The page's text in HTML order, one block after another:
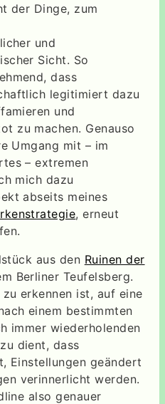
der Dinge, zum
und
Sicht. So
dass
legitimiert dazu
und
zu machen. Genauso
Umgang mit – im
– extremen
mich dazu
abseits meines
, erneut
aus den Ruinen der
Berliner Teufelsberg.
erkennen ist, auf eine
einem bestimmten
immer wiederholenden
dient, dass
Einstellungen geändert
verinnerlicht werden.
also genauer